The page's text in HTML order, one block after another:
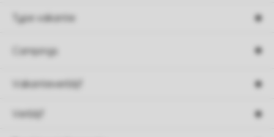
Type vakantie
Campings
Vakantieverblijf
Verblijf